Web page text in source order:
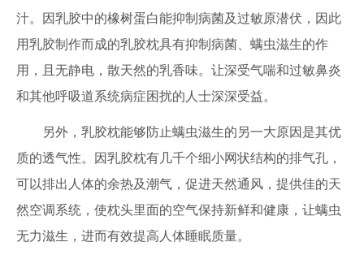
汁。因乳胶中的橡树蛋白能抑制病菌及过敏原潜伏，因此
用乳胶制作而成的乳胶枕具有抑制病菌、螨虫滋生的作
用，且无静电，散天然的乳香味。让深受气喘和过敏鼻炎
和其他呼吸道系统病症困扰的人士深深受益。
另外，乳胶枕能够防止螨虫滋生的另一大原因是其优
质的透气性。因乳胶枕有几千个细小网状结构的排气孔，
可以排出人体的余热及潮气，促进天然通风，提供佳的天
然空调系统，使枕头里面的空气保持新鲜和健康，让螨虫
无力滋生，进而有效提高人体睡眠质量。